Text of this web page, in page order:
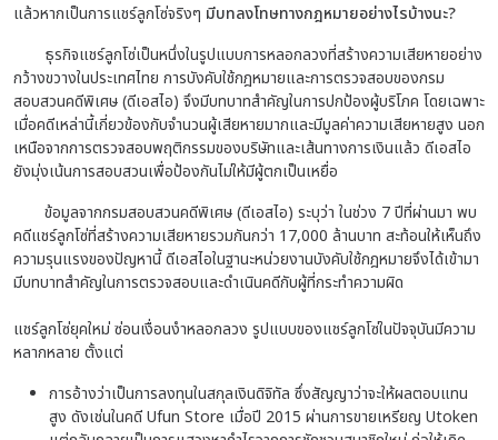
แล้วหากเป็นการแชร์ลูกโซ่จริงๆ มีบทลงโทษทางกฎหมายอย่างไรบ้างนะ?
ธุรกิจแชร์ลูกโซ่เป็นหนึ่งในรูปแบบการหลอกลวงที่สร้างความเสียหายอย่าง
กว้างขวางในประเทศไทย การบังคับใช้กฎหมายและการตรวจสอบของกรม
สอบสวนคดีพิเศษ (ดีเอสไอ) จึงมีบทบาทสำคัญในการปกป้องผู้บริโภค โดยเฉพาะ
เมื่อคดีเหล่านี้เกี่ยวข้องกับจำนวนผู้เสียหายมากและมีมูลค่าความเสียหายสูง นอก
เหนือจากการตรวจสอบพฤติกรรมของบริษัทและเส้นทางการเงินแล้ว ดีเอสไอ
ยังมุ่งเน้นการสอบสวนเพื่อป้องกันไม่ให้มีผู้ตกเป็นเหยื่อ
ข้อมูลจากกรมสอบสวนคดีพิเศษ (ดีเอสไอ) ระบุว่า ในช่วง 7 ปีที่ผ่านมา พบ
คดีแชร์ลูกโซ่ที่สร้างความเสียหายรวมกันกว่า 17,000 ล้านบาท สะท้อนให้เห็นถึง
ความรุนแรงของปัญหานี้ ดีเอสไอในฐานะหน่วยงานบังคับใช้กฎหมายจึงได้เข้ามา
มีบทบาทสำคัญในการตรวจสอบและดำเนินคดีกับผู้ที่กระทำความผิด
แชร์ลูกโซ่ยุคใหม่ ซ่อนเงื่อนงำหลอกลวง รูปแบบของแชร์ลูกโซ่ในปัจจุบันมีความ
หลากหลาย ตั้งแต่
การอ้างว่าเป็นการลงทุนในสกุลเงินดิจิทัล ซึ่งสัญญาว่าจะให้ผลตอบแทน
สูง ดังเช่นในคดี Ufun Store เมื่อปี 2015 ผ่านการขายเหรียญ Utoken